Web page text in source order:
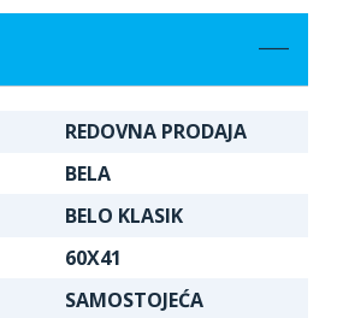
REDOVNA PRODAJA
BELA
BELO KLASIK
60X41
SAMOSTOJEĆA